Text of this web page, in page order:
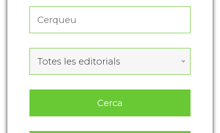
Totes les editorials
Cerca